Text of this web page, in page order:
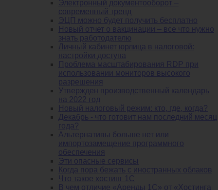
Электронный документооборот –
современный тренд
ЭЦП можно будет получить бесплатно
Новый отчет о вакцинации – все что нужно
знать работодателю
Личный кабинет юрлица в налоговой:
настройки доступа
Проблема масштабирования RDP при
использовании мониторов высокого
разрешения
Утвержден производственный календарь
на 2022 год
Новый налоговый режим: кто, где, когда?
Декабрь - что готовит нам последний месяц
года?
Альтернативы больше нет или
импортозамещение программного
обеспечения
Эти опасные сервисы
Когда пора бежать с иностранных облаков
Что такое хостинг 1С
В чем отличие «Аренды 1С» от «Хостинга